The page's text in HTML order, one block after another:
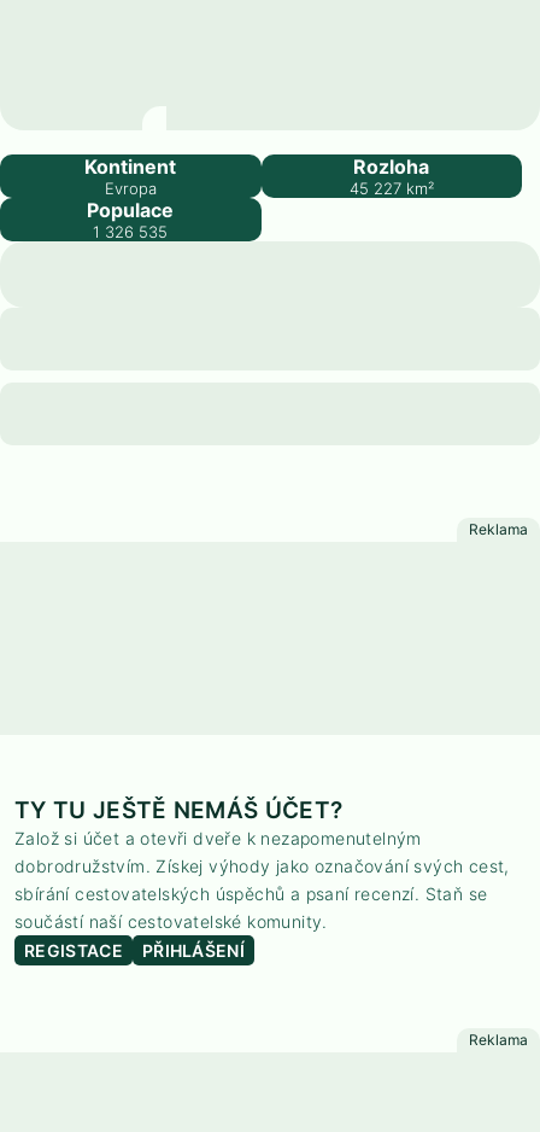
Estonsko
Kontinent
Evropa
Rozloha
45 227 km²
Populace
1 326 535
TY TU JEŠTĚ NEMÁŠ ÚČET?
Založ si účet a otevři dveře k nezapomenutelným
dobrodružstvím. Získej výhody jako označování svých cest,
sbírání cestovatelských úspěchů a psaní recenzí. Staň se
součástí naší cestovatelské komunity.
REGISTACE
PŘIHLÁŠENÍ